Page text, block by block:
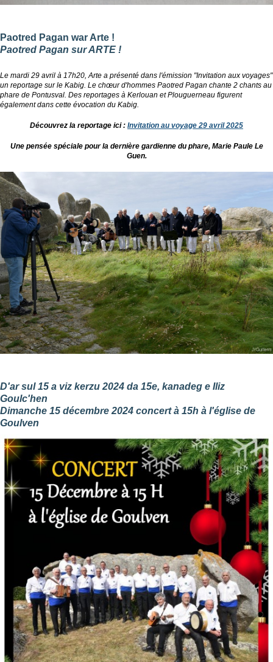
Paotred Pagan war Arte !
Paotred Pagan sur ARTE !
Le mardi 29 avril à 17h20, Arte a présenté dans l'émission "Invitation aux voyages"
un reportage sur le Kabig. Le chœur d'hommes Paotred Pagan chante 2 chants au
phare de Pontusval. Des reportages à Kerlouan et Plouguerneau figurent
également dans cette évocation du Kabig.
Découvrez la reportage ici : Invitation au voyage 29 avril 2025
Une pensée spéciale pour la dernière gardienne du phare, Marie Paule Le
Guen.
D'ar sul 15 a viz kerzu 2024 da 15e, kanadeg e Iliz
Goulc'hen
Dimanche 15 décembre 2024 concert à 15h à l'église de
Goulven